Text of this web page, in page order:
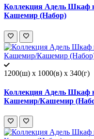
Коллекция Адель Шкаф
Кашемир (Набор)
1200(ш) x 1000(в) x 340(г)
Коллекция Адель
Кашемир/Кашемир